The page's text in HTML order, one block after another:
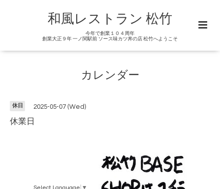
和風レストラン 松竹
今年で創業１０４周年
創業大正９年 一ノ関駅前 ソース味カツ丼の店 松竹へようこそ
カレンダー
休日 2025-05-07 (Wed)
休業日